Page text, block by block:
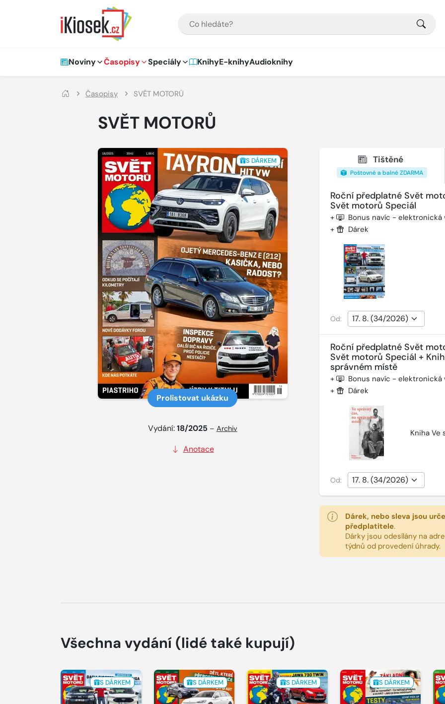
Hlavní navigace
Noviny Časopisy Speciály KnihyE-knihyAudioknihy
Časopisy SVĚT MOTORŮ
SVĚT MOTORŮ
S DÁRKEM
Prolistovat ukázku
Vydání:18/2025 – Archiv
Anotace
Tištěné
Poštovné a balné ZDARMA
Roční předplatné Svět
Svět motorů Speciál
+ Bonus navíc - elektronická
+ Dárek
Od:
Roční předplatné Svět
Svět motorů Speciál +
správném místě
+ Bonus navíc - elektronická
+ Dárek
Kniha Ve
Od:
Dárek, nebo sleva jsou
předplatitele.
Dárky jsou odesílány na
týdnů od provedení úhrady.
Všechna vydání (lidé také kupují)
S DÁRKEM S DÁRKEM S DÁRKEM S DÁRKEM